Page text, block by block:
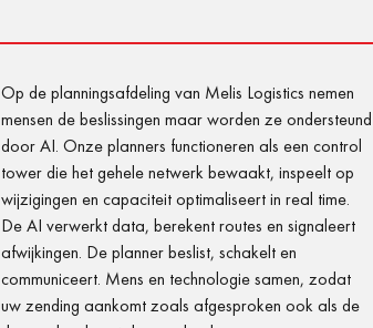
Op de planningsafdeling van Melis Logistics nemen
mensen de beslissingen maar worden ze ondersteund
door AI. Onze planners functioneren als een control
tower die het gehele netwerk bewaakt, inspeelt op
wijzigingen en capaciteit optimaliseert in real time.
De AI verwerkt data, berekent routes en signaleert
afwijkingen. De planner beslist, schakelt en
communiceert. Mens en technologie samen, zodat
uw zending aankomt zoals afgesproken ook als de